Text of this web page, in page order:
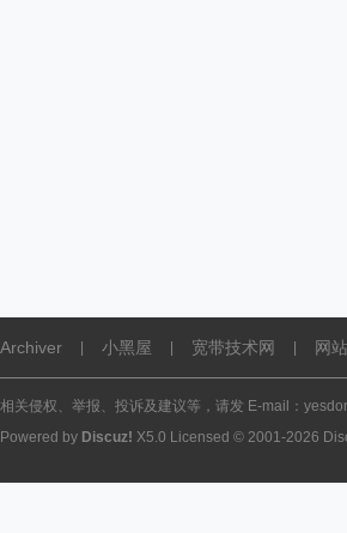
Archiver 小黑屋 宽带技术网 网
相关侵权、举报、投诉及建议等，请发 E-mail：
Powered by Discuz! X5.0 Licensed © 2001-2026